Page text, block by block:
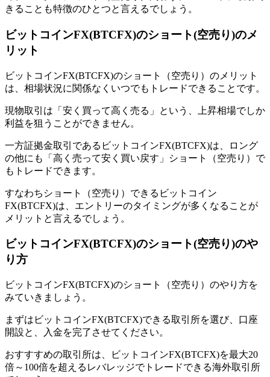
きることも特徴のひとつと言えるでしょう。
ビットコインFX(BTCFX)のショート(空売り)のメ
リット
ビットコインFX(BTCFX)のショート（空売り）のメリット
は、相場状況に関係なくいつでもトレードできることです。
現物取引は「安く買って高く売る」という、上昇相場でしか
利益を狙うことができません。
一方証拠金取引であるビットコインFX(BTCFX)は、ロング
の他にも「高く売って安く買い戻す」ショート（空売り）で
もトレードできます。
すなわちショート（空売り）できるビットコイン
FX(BTCFX)は、エントリーのタイミングが多くなることが
メリットと言えるでしょう。
ビットコインFX(BTCFX)のショート(空売り)のや
り方
ビットコインFX(BTCFX)のショート（空売り）のやり方を
みていきましょう。
まずはビットコインFX(BTCFX)できる取引所を選び、口座
開設と、入金を完了させてください。
おすすすめの取引所は、ビットコインFX(BTCFX)を最大20
倍～100倍を超えるレバレッジでトレードできる海外取引所